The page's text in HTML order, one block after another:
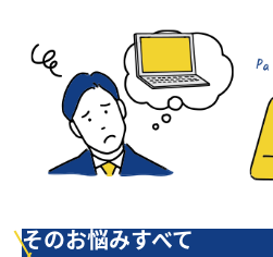
そのお悩みすべて